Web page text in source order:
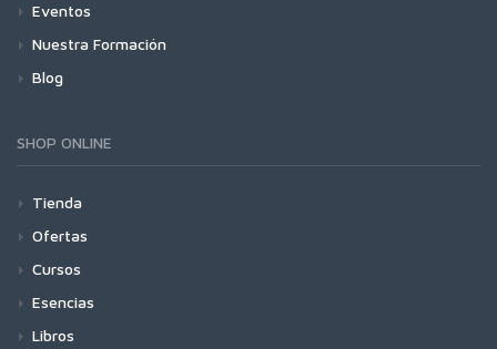
Eventos
Nuestra Formación
Blog
SHOP ONLINE
Tienda
Ofertas
Cursos
Esencias
Libros